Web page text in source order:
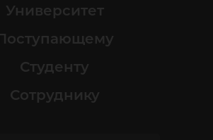
Университет
Студенту
Сотруднику